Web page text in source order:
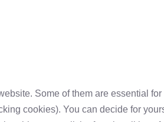
Some of them are essential
cookies). You can decide for